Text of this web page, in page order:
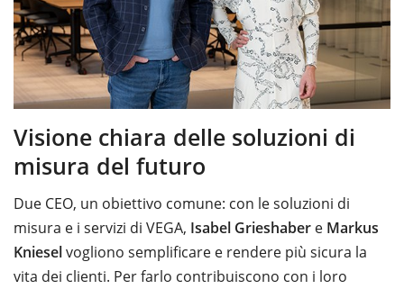
Visione chiara delle soluzioni di
misura del futuro
Due CEO, un obiettivo comune: con le soluzioni di
misura e i servizi di VEGA, Isabel Grieshaber e Markus
Knieselvogliono semplificare e rendere più sicura la
vita dei clienti. Per farlo contribuiscono con i loro